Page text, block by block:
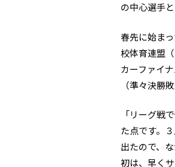
の中心選手
春先に始ま
校体育連盟
カーファイ
（準々決勝
「リーグ戦
た点です。
出たので、
初は、早く